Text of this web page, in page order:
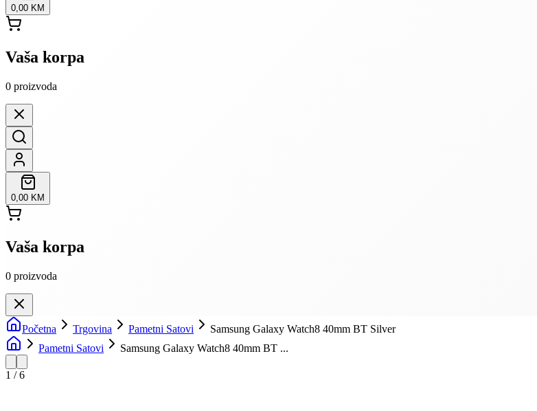
0,00 KM
Vaša korpa
0 proizvoda
0,00 KM
Vaša korpa
0 proizvoda
Početna Trgovina Pametni Satovi
Samsung Galaxy Watch8 40mm BT Silver
Pametni Satovi
Samsung Galaxy Watch8 40mm BT ...
1 /6